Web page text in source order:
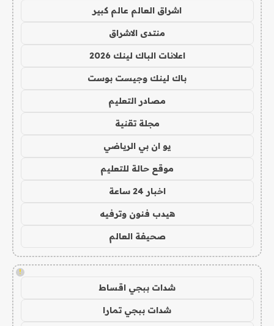
اشراق العالم عالم كبير
منتدى الاشراق
اعلانات الباك لينك 2026
باك لينك وجيست بوست
مصادر التعليم
مجلة تقنية
يو ان بي الرياضي
موقع حالة للتعليم
اخبار 24 ساعة
هيدب فنون وترفيه
صحيفة العالم
!
شدات ببجي اقساط
شدات ببجي تمارا